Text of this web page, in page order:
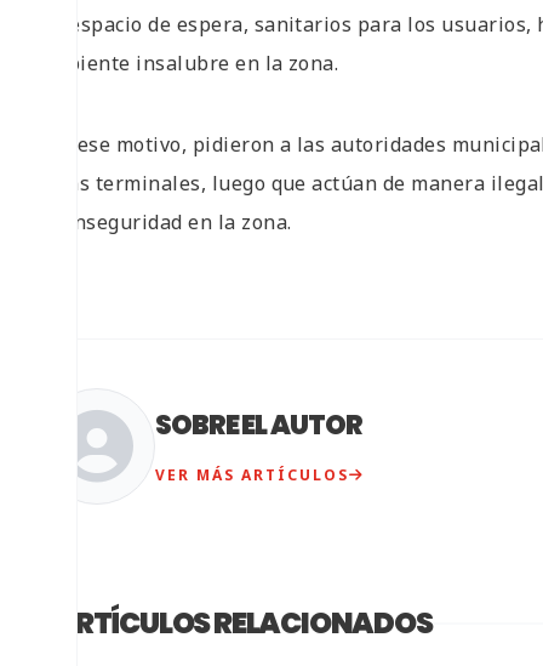
un espacio de espera, sanitarios para los
ambiente insalubre en la zona.
Por ese motivo, pidieron a las autoridades
estas terminales, luego que actúan de manera
de inseguridad en la zona.
SOBRE EL AUTOR
VER MÁS ARTÍCULOS
ARTÍCULOS RELACIONADOS